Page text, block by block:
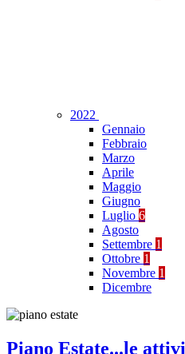
2022
Gennaio
Febbraio
Marzo
Aprile
Maggio
Giugno
Luglio 6
Agosto
Settembre 1
Ottobre 1
Novembre 1
Dicembre
Piano Estate...le